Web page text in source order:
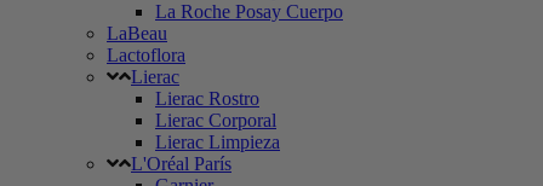
La Roche Posay Cuerpo
LaBeau
Lactoflora
Lierac
Lierac Rostro
Lierac Corporal
Lierac Limpieza
L'Oréal París